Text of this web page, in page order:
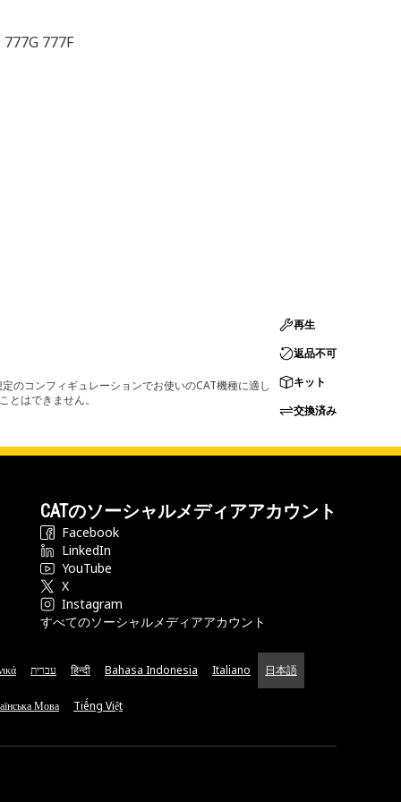
777F
のコンフィギュレーションでお使いのCAT機種に適し
はできません。
再生
返品不可
キット
交換済み
CATのソーシャルメディアアカウント
Facebook
LinkedIn
YouTube
X
Instagram
すべてのソーシャルメディアアカウント
עברית हिन्दी Bahasa Indonesia Italiano 日本語
Мова Tiếng Việt